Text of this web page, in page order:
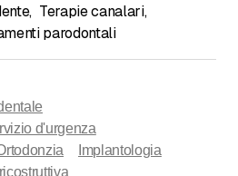
, Terapie canalari,
parodontali
d'urgenza
Implantologia